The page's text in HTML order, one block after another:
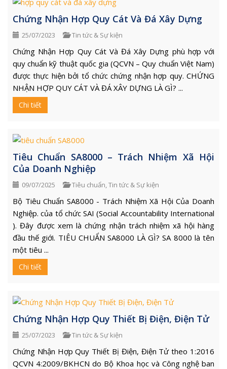
Chứng Nhận Hợp Quy Cát Và Đá Xây Dựng
25/07/2023 Tin tức & Sự kiện
Chứng Nhận Hợp Quy Cát Và Đá Xây Dựng phù hợp với
quy chuẩn kỹ thuật quốc gia (QCVN – Quy chuẩn Việt Nam)
được thực hiện bởi tổ chức chứng nhận hợp quy. CHỨNG
NHẬN HỢP QUY CÁT VÀ ĐÁ XÂY DỰNG LÀ GÌ? ...
Chi tiết
Tiêu Chuẩn SA8000 – Trách Nhiệm Xã Hội
Của Doanh Nghiệp
09/07/2025 Tiêu chuẩn,Tin tức & Sự kiện
Bộ Tiêu Chuẩn SA8000 - Trách Nhiệm Xã Hội Của Doanh
Nghiệp. của tổ chức SAI (Social Accountability International
). Đây được xem là chứng nhận trách nhiệm xã hội hàng
đầu thế giới. TIÊU CHUẨN SA8000 LÀ GÌ? SA 8000 là tên
một tiêu ...
Chi tiết
Chứng Nhận Hợp Quy Thiết Bị Điện, Điện Tử
25/07/2023 Tin tức & Sự kiện
Chứng Nhận Hợp Quy Thiết Bị Điện, Điện Tử theo 1:2016
QCVN 4:2009/BKHCN do Bộ Khoa học và Công nghệ ban